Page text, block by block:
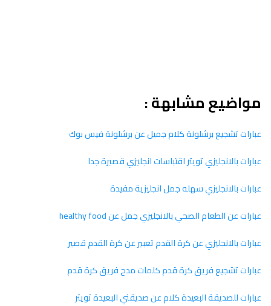
مواضيع مشابهة :
عبارات تشجيع برشلونة كلام جميل عن برشلونة فيس بوك
عبارات بالانجليزي تويتر اقتباسات انجليزي قصيرة جدا
عبارات بالانجليزي سهله جمل انجليزية مفيدة
عبارات عن الطعام الصحي بالانجليزي جمل عن healthy food
عبارات بالانجليزي عن كرة القدم تعبير عن كرة القدم قصير
عبارات تشجيع فريق كرة قدم كلمات مدح فريق كرة قدم
عبارات للصديقة البعيدة كلام عن صديقتي البعيدة تويتر